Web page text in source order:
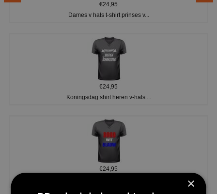
€24,95
Dames v hals t-shirt prinses v...
€24,95
Koningsdag shirt heren v-hals ...
€24,95
×